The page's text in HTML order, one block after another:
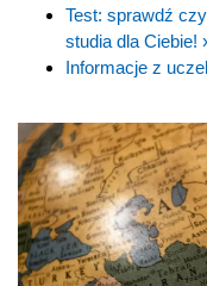
Test: sprawdź
studia dla Ciebie!
Informacje z